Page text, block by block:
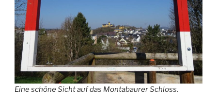
Eine schöne Sicht auf das Montabaurer Schloss.